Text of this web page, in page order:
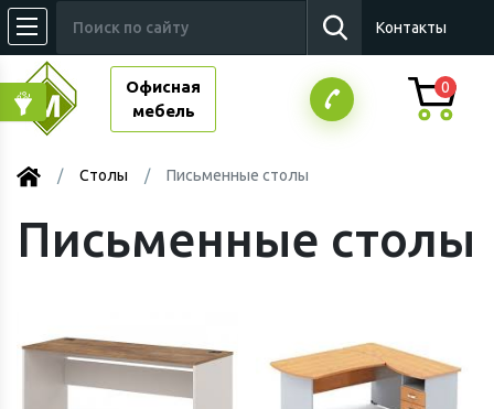
Контакты
Офисная
мебель
0
Столы Письменные столы
Письменные столы